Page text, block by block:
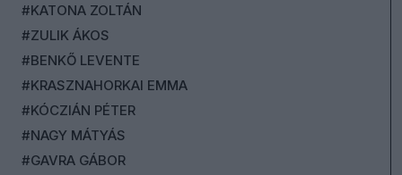
#KATONA ZOLTÁN
#ZULIK ÁKOS
#BENKŐ LEVENTE
#KRASZNAHORKAI EMMA
#KÓCZIÁN PÉTER
#NAGY MÁTYÁS
#GAVRA GÁBOR